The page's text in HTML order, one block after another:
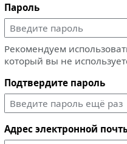
Пароль
Рекомендуем
который вы не
Подтвердите пароль
Адрес электронной